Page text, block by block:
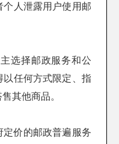
个人泄露用户使用邮
选择邮政服务和公
任何方式限定、指
其他商品。
定价的邮政普遍服务